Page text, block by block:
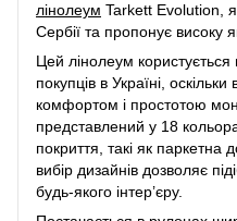
лінолеум Tarkett Evolution,
Сербії та пропонує високу
Цей лінолеум
покупців в Україні, оскільки
комфортом і простотою
представлений у 18
покриття, такі як
вибір дизайнів дозволяє
будь-якого інтер’єру.